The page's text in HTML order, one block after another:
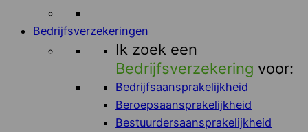
Bedrijfsverzekeringen
Ik zoek een
Bedrijfsverzekering voor:
Bedrijfsaansprakelijkheid
Beroepsaansprakelijkheid
Bestuurdersaansprakelijkheid